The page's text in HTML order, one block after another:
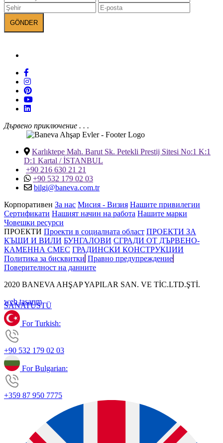
Дървено приключение . . .
Karlıktepe Mah. Barut Sk. Petekli Prestij Sitesi No:1 K:1
D:1 Kartal / İSTANBUL
+90 216 630 21 21
+90 532 179 02 03
bilgi@baneva.com.tr
Корпоративен За нас Мисия - Визия Нашите привилегии
Сертификати Нашият начин на работа Нашите марки
Човешки ресурси
ПРОЕКТИ Проекти в социалната област ПРОЕКТИ ЗА
КЪЩИ И ВИЛИ БУНГАЛОВИ СГРАДИ ОТ ДЪРВЕНО-
КАМЕННА СМЕС ГРАДИНСКИ КОНСТРУКЦИИ
Политика за бисквитки Правно предупреждение
Поверителност на данните
2020 BANEVA AHŞAP YAPILAR SAN. VE TİC.LTD.ŞTİ.
web tasarım
SANATÜSTÜ
For Turkish:
+90 532 179 02 03
For Bulgarian:
+359 87 950 7775